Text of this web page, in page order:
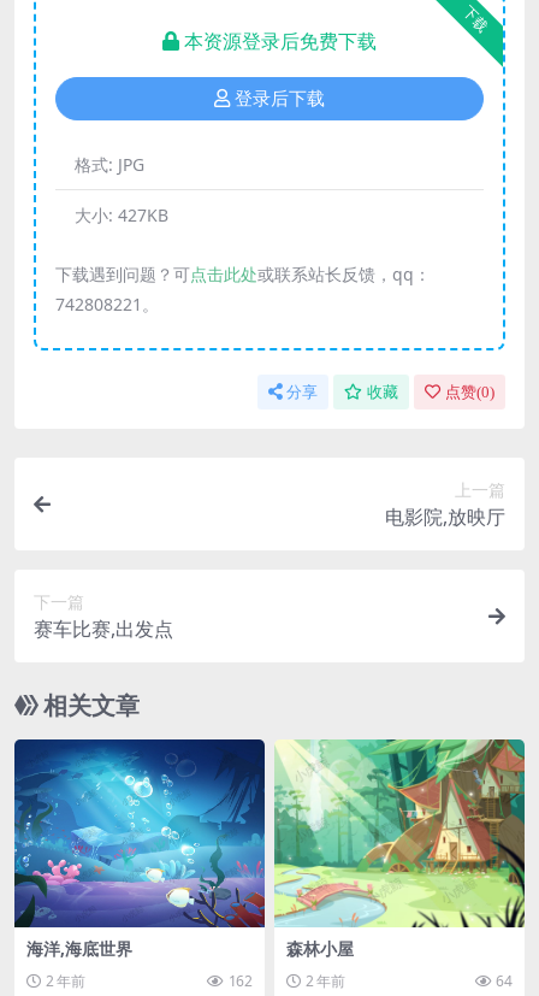
下载
本资源登录后免费下载
登录后下载
格式: JPG
大小: 427KB
下载遇到问题？可点击此处或联系站长反馈，qq：
742808221。
分享 收藏 点赞(0)
上一篇
电影院,放映厅
下一篇
赛车比赛,出发点
相关文章
海洋,海底世界
2 年前 162
森林小屋
2 年前 64